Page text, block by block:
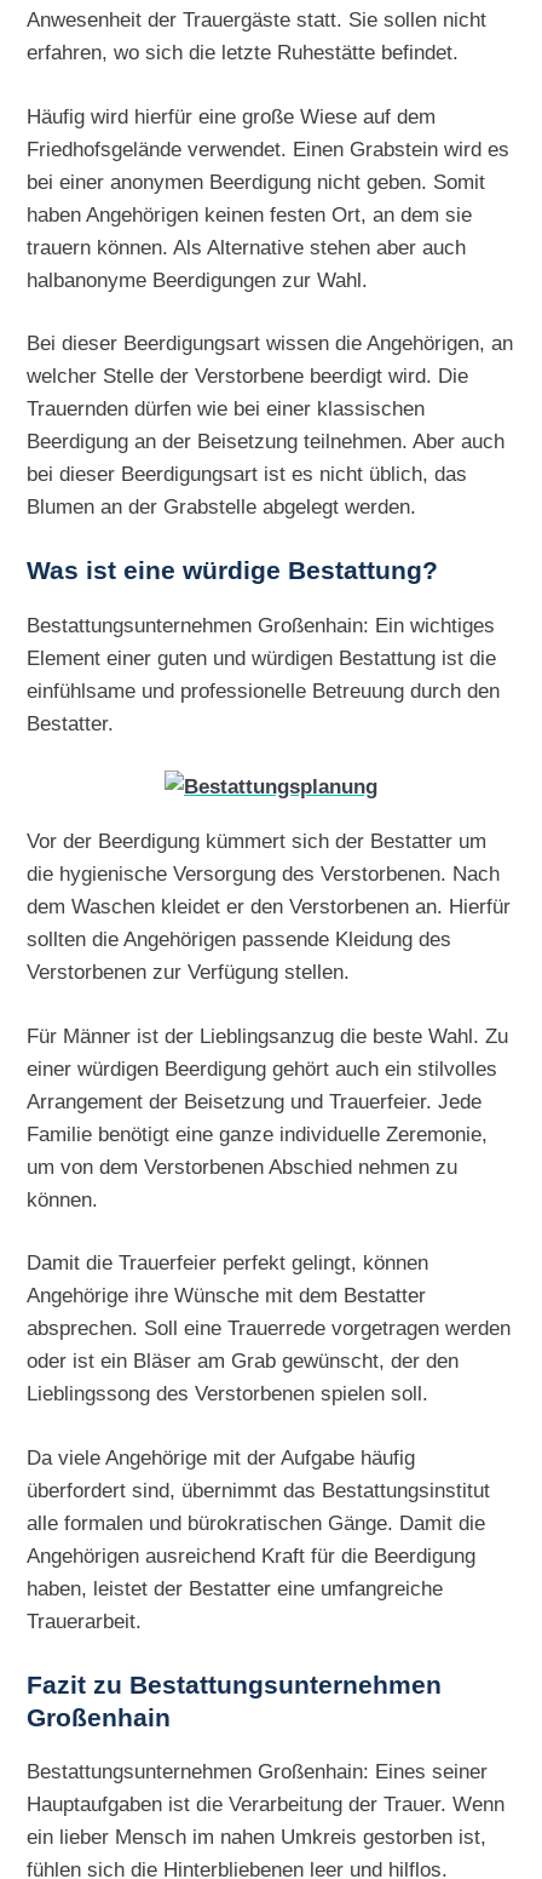
Anwesenheit der Trauergäste statt. Sie sollen nicht
erfahren, wo sich die letzte Ruhestätte befindet.
Häufig wird hierfür eine große Wiese auf dem
Friedhofsgelände verwendet. Einen Grabstein wird es
bei einer anonymen Beerdigung nicht geben. Somit
haben Angehörigen keinen festen Ort, an dem sie
trauern können. Als Alternative stehen aber auch
halbanonyme Beerdigungen zur Wahl.
Bei dieser Beerdigungsart wissen die Angehörigen, an
welcher Stelle der Verstorbene beerdigt wird. Die
Trauernden dürfen wie bei einer klassischen
Beerdigung an der Beisetzung teilnehmen. Aber auch
bei dieser Beerdigungsart ist es nicht üblich, das
Blumen an der Grabstelle abgelegt werden.
Was ist eine würdige Bestattung?
Bestattungsunternehmen Großenhain: Ein wichtiges
Element einer guten und würdigen Bestattung ist die
einfühlsame und professionelle Betreuung durch den
Bestatter.
Vor der Beerdigung kümmert sich der Bestatter um
die hygienische Versorgung des Verstorbenen. Nach
dem Waschen kleidet er den Verstorbenen an. Hierfür
sollten die Angehörigen passende Kleidung des
Verstorbenen zur Verfügung stellen.
Für Männer ist der Lieblingsanzug die beste Wahl. Zu
einer würdigen Beerdigung gehört auch ein stilvolles
Arrangement der Beisetzung und Trauerfeier. Jede
Familie benötigt eine ganze individuelle Zeremonie,
um von dem Verstorbenen Abschied nehmen zu
können.
Damit die Trauerfeier perfekt gelingt, können
Angehörige ihre Wünsche mit dem Bestatter
absprechen. Soll eine Trauerrede vorgetragen werden
oder ist ein Bläser am Grab gewünscht, der den
Lieblingssong des Verstorbenen spielen soll.
Da viele Angehörige mit der Aufgabe häufig
überfordert sind, übernimmt das Bestattungsinstitut
alle formalen und bürokratischen Gänge. Damit die
Angehörigen ausreichend Kraft für die Beerdigung
haben, leistet der Bestatter eine umfangreiche
Trauerarbeit.
Fazit zu Bestattungsunternehmen
Großenhain
Bestattungsunternehmen Großenhain: Eines seiner
Hauptaufgaben ist die Verarbeitung der Trauer. Wenn
ein lieber Mensch im nahen Umkreis gestorben ist,
fühlen sich die Hinterbliebenen leer und hilflos.